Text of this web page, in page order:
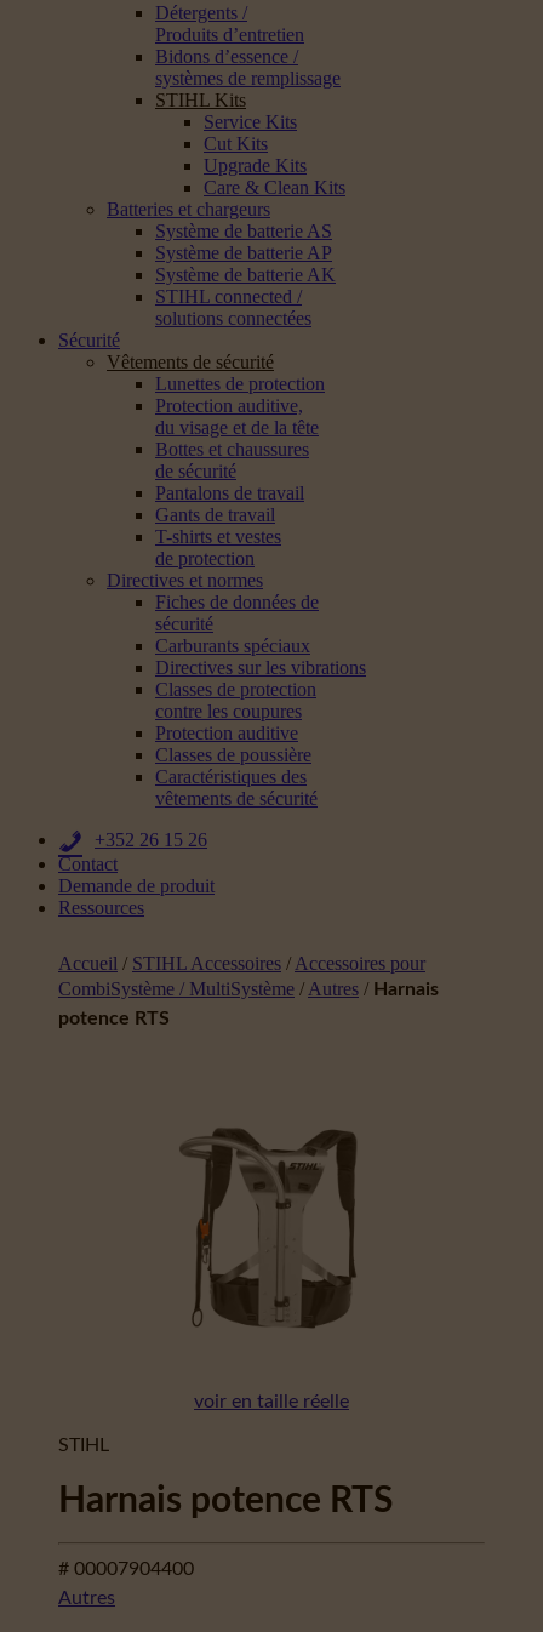
Détergents /
Produits d’entretien
Bidons d’essence /
systèmes de remplissage
STIHL Kits
Service Kits
Cut Kits
Upgrade Kits
Care & Clean Kits
Batteries et chargeurs
Système de batterie AS
Système de batterie AP
Système de batterie AK
STIHL connected /
solutions connectées
Sécurité
Vêtements de sécurité
Lunettes de protection
Protection auditive,
du visage et de la tête
Bottes et chaussures
de sécurité
Pantalons de travail
Gants de travail
T-shirts et vestes
de protection
Directives et normes
Fiches de données de
sécurité
Carburants spéciaux
Directives sur les vibrations
Classes de protection
contre les coupures
Protection auditive
Classes de poussière
Caractéristiques des
vêtements de sécurité
+352 26 15 26
Contact
Demande de produit
Ressources
Accueil / STIHL Accessoires / Accessoires pour
CombiSystème / MultiSystème / Autres / Harnais
potence RTS
voir en taille réelle
STIHL
Harnais potence RTS
# 00007904400
Autres